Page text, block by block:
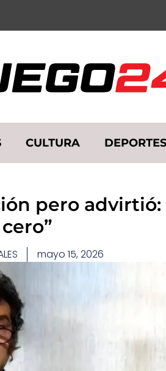
CULTURA DEPORTES
pero advirtió:
mayo 15, 2026